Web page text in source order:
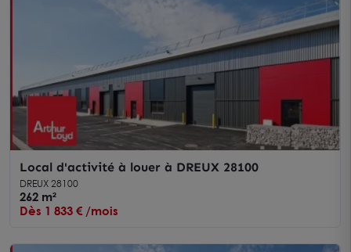
Local d'activité à louer à DREUX 28100
DREUX 28100
262 m²
Dès 1 833 € /mois